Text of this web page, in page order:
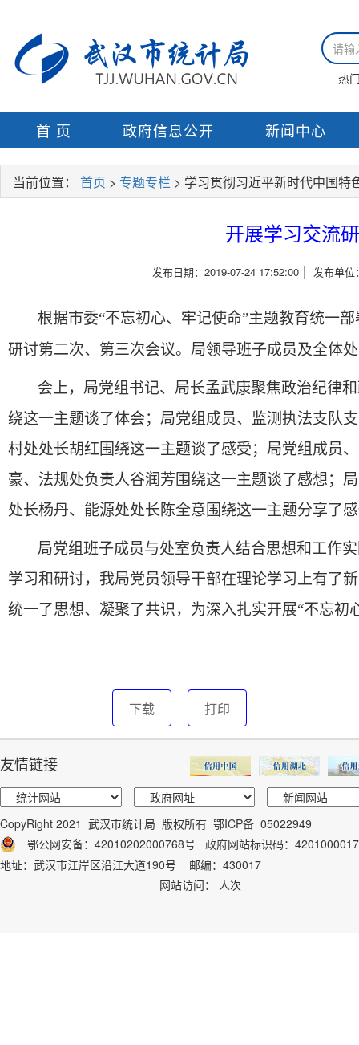
热
首 页 政府信息公开 新闻中心
当前位置： 首页 > 专题专栏 > 学习贯彻习近平新时代中国特
开展学习交流
发布日期：2019-07-24 17:52:00 | 发布单位
根据市委“不忘初心、牢记使命”主题教育统一部
研讨第二次、第三次会议。局领导班子成员及全体
会上，局党组书记、局长孟武康聚焦政治纪律
绕这一主题谈了体会；局党组成员、监测执法支队
村处处长胡红 围绕这一主题谈了感受； 局党组成员
豪、法规处负责人谷润芳 围绕这一主题谈了感想；
处长杨丹、能源处处长陈全意 围绕这一主题分享了
局党组班子成员与处室负责人结合思想和工作
学习和研讨， 我局党员领导干部在理论学习上有了
统一了思想、凝聚了共识，为深入扎实开展“不忘初
下载 打印
友情链接
CopyRight 2021 武汉市统计局 版权所有 鄂ICP备 05022949
鄂公网安备：42010202000768号 政府网站标识码： 4201000017
地址：武汉市江岸区沿江大道190号 邮编：430017
网站访问： 人次